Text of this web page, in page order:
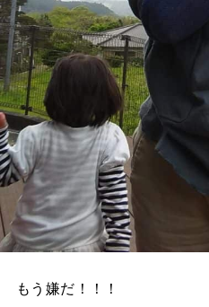
もう嫌だ！！！